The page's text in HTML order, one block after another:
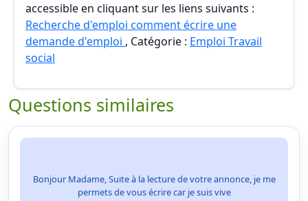
accessible en cliquant sur les liens suivants :
Recherche d'emploi comment écrire une
demande d'emploi , Catégorie : Emploi Travail
social
Questions similaires
Bonjour Madame, Suite à la lecture de votre annonce, je me
permets de vous écrire car je suis vive